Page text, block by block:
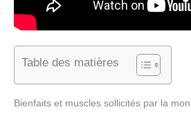
Table des matières
Bienfaits et muscles sollicités par la